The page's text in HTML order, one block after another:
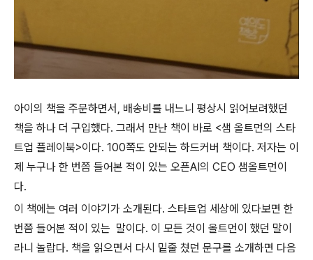
아이의 책을 주문하면서, 배송비를 내느니 평상시 읽어보려했던
책을 하나 더 구입했다. 그래서 만난 책이 바로 <샘 올트먼의 스타
트업 플레이북>이다. 100쪽도 안되는 하드커버 책이다. 저자는 이
제 누구나 한 번쯤 들어본 적이 있는 오픈AI의 CEO 샘올트먼이
다.
이 책에는 여러 이야기가 소개된다. 스타트업 세상에 있다보면 한
번쯤 들어본 적이 있는 말이다. 이 모든 것이 올트먼이 했던 말이
라니 놀랍다. 책을 읽으면서 다시 밑줄 쳤던 문구를 소개하면 다음